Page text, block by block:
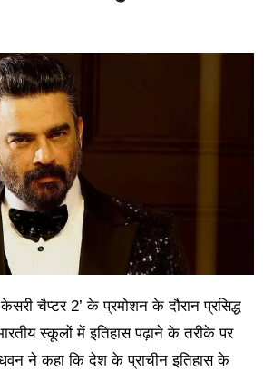
चैप्टर 2’ के प्रमोशन के दौरान प्रसिद्ध
स्कूलों में इतिहास पढ़ाने के तरीके पर
ने कहा कि देश के प्राचीन इतिहास के